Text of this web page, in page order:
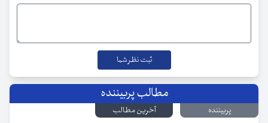
مطالب پربیننده
پربیننده
آخرین مطالب